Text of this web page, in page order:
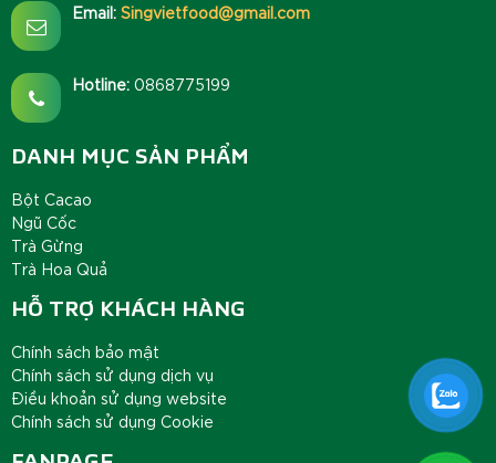
Email: Singvietfood@gmail.com
Hotline: 0868775199
DANH MỤC SẢN PHẨM
Bột Cacao
Ngũ Cốc
Trà Gừng
Trà Hoa Quả
HỖ TRỢ KHÁCH HÀNG
Chính sách bảo mật
Chính sách sử dụng dịch vụ
Điều khoản sử dụng website
Chính sách sử dụng Cookie